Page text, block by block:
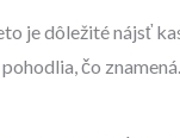
je dôležité nájsť
čo znamená.